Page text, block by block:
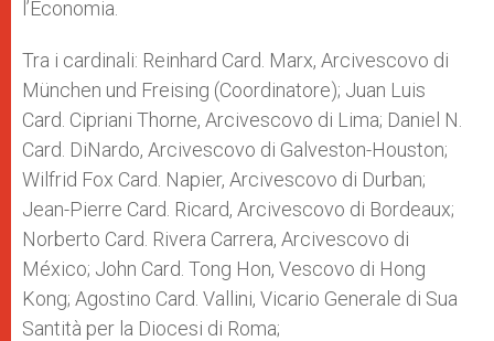
l’Economia.
Tra i cardinali: Reinhard Card. Marx, Arcivescovo di
München und Freising (Coordinatore); Juan Luis
Card. Cipriani Thorne, Arcivescovo di Lima; Daniel N.
Card. DiNardo, Arcivescovo di Galveston-Houston;
Wilfrid Fox Card. Napier, Arcivescovo di Durban;
Jean-Pierre Card. Ricard, Arcivescovo di Bordeaux;
Norberto Card. Rivera Carrera, Arcivescovo di
México; John Card. Tong Hon, Vescovo di Hong
Kong; Agostino Card. Vallini, Vicario Generale di Sua
Santità per la Diocesi di Roma;